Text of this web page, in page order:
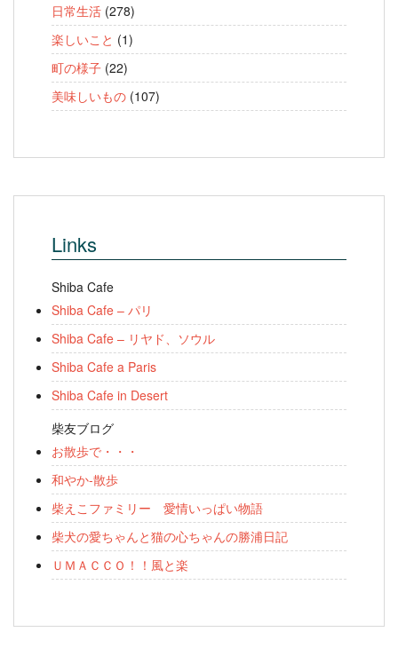
日常生活 (278)
楽しいこと (1)
町の様子 (22)
美味しいもの (107)
Links
Shiba Cafe
Shiba Cafe – パリ
Shiba Cafe – リヤド、ソウル
Shiba Cafe a Paris
Shiba Cafe in Desert
柴友ブログ
お散歩で・・・
和やか-散歩
柴えこファミリー 愛情いっぱい物語
柴犬の愛ちゃんと猫の心ちゃんの勝浦日記
ＵＭＡＣＣＯ！！風と楽